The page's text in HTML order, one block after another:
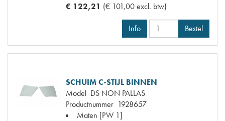
€ 122,21 (€ 101,00 excl. btw)
Info Bestel
SCHUIM C-STIJL BINNEN
Model DS NON PALLAS
Productnummer 1928657
Maten [PW 1]